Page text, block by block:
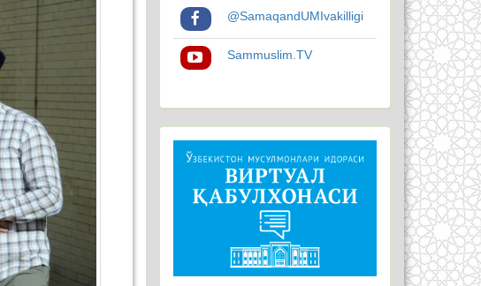
@SamaqandUMIvakilligi
Sammuslim.TV